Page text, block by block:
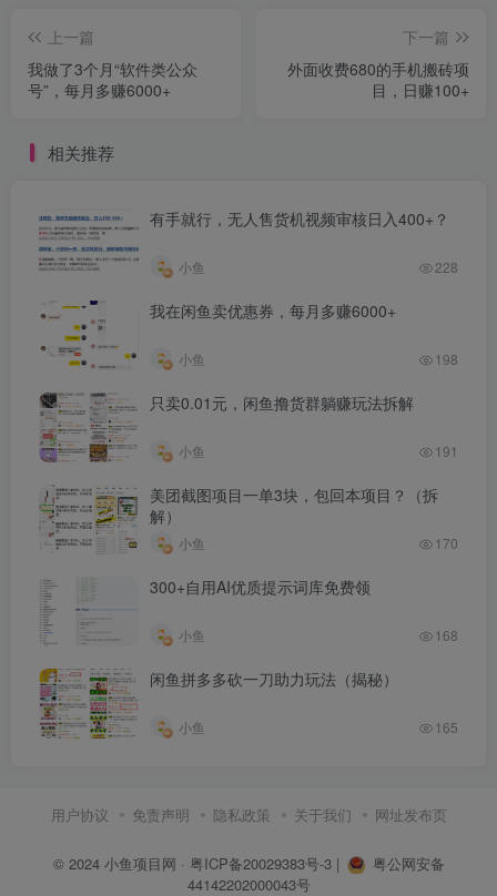
知核销方式，一单就成交了，大部分人下单是当天就去吃，
基本都能顺利完成交易，评价也都不错。
例如闲鱼虚拟项目、小红书/小绿书、网盘拉新、以及我一直
以上哪一个不是红海项目，照样很多人赚到钱了。
所以，少点怀疑吧，干起来再说…
END
赚钱的第一步是开眼，如果你想了解更多“赚钱信息差”，欢迎
以及一些小圈子流通的行业消息：
货
往期分享了各种低成本小项目+赚钱信息，本月加入还送一年
小鱼项目网会员，
满500人即将上调价格，目前400+
上一篇
我做了3个月“软件类公众
号”，每月多赚6000+
下一篇
外面收费680的手机搬砖项
目，日赚100+
相关推荐
有手就行，无人售货机视频审核日入400+？
小鱼 228
我在闲鱼卖优惠券，每月多赚6000+
小鱼 198
只卖0.01元，闲鱼撸货群躺赚玩法拆解
小鱼 191
美团截图项目一单3块，包回本项目？（拆
解）
小鱼 170
300+自用AI优质提示词库免费领
小鱼 168
闲鱼拼多多砍一刀助力玩法（揭秘）
小鱼 165
用户协议 免责声明 隐私政策 关于我们 网址发布页
© 2024 小鱼项目网 · 粤ICP备20029383号-3|
粤公网安备
44142202000043号